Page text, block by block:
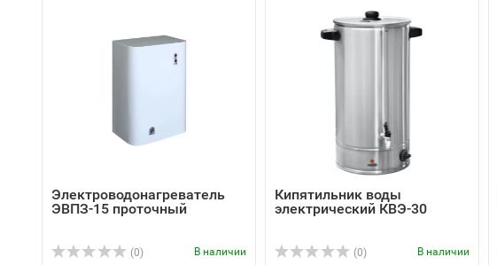
Электроводонагреватель
ЭВПЗ-15 проточный
(0) В наличии
Кипятильник воды
электрический КВЭ-30
(0) В наличии